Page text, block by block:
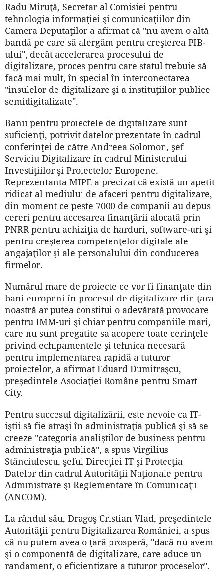
Radu Miruţă, Secretar al Comisiei pentru
tehnologia informaţiei şi comunicaţiilor din
Camera Deputaţilor a afirmat că "nu avem o altă
bandă pe care să alergăm pentru creşterea PIB-
ului", decât accelerarea procesului de
digitalizare, proces pentru care statul trebuie să
facă mai mult, în special în interconectarea
"insulelor de digitalizare şi a instituţiilor publice
semidigitalizate".
Banii pentru proiectele de digitalizare sunt
suficienţi, potrivit datelor prezentate în cadrul
conferinţei de către Andreea Solomon, şef
Serviciu Digitalizare în cadrul Ministerului
Investiţiilor şi Proiectelor Europene.
Reprezentanta MIPE a precizat că există un apetit
ridicat al mediului de afaceri pentru digitalizare,
din moment ce peste 7000 de companii au depus
cereri pentru accesarea finanţării alocată prin
PNRR pentru achiziţia de harduri, software-uri şi
pentru creşterea competenţelor digitale ale
angajaţilor şi ale personalului din conducerea
firmelor.
Numărul mare de proiecte ce vor fi finanţate din
bani europeni în procesul de digitalizare din ţara
noastră ar putea constitui o adevărată provocare
pentru IMM-uri şi chiar pentru companiile mari,
care nu sunt pregătite să acopere toate cerinţele
privind echipamentele şi tehnica necesară
pentru implementarea rapidă a tuturor
proiectelor, a afirmat Eduard Dumitraşcu,
preşedintele Asociaţiei Române pentru Smart
City.
Pentru succesul digitalizării, este nevoie ca IT-
iştii să fie atraşi în administraţia publică şi să se
creeze "categoria analiştilor de business pentru
administraţia publică", a spus Virgilius
Stănciulescu, şeful Direcţiei IT şi Protecţia
Datelor din cadrul Autorităţii Naţionale pentru
Administrare şi Reglementare în Comunicaţii
(ANCOM).
La rândul său, Dragoş Cristian Vlad, preşedintele
Autorităţii pentru Digitalizarea României, a spus
că nu putem avea o ţară prosperă, "dacă nu avem
şi o componentă de digitalizare, care aduce un
randament, o eficientizare a tuturor proceselor".